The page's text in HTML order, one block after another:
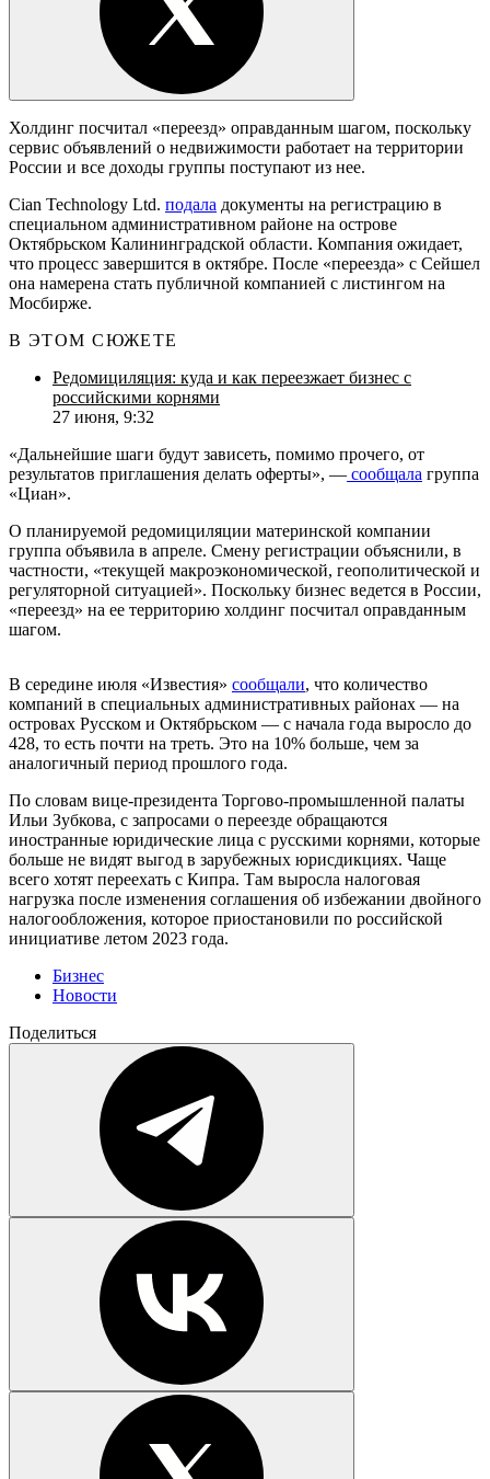
Холдинг посчитал «переезд» оправданным шагом, поскольку
сервис объявлений о недвижимости работает на территории
России и все доходы группы поступают из нее.
Cian Technology Ltd. подала документы на регистрацию в
специальном административном районе на острове
Октябрьском Калининградской области. Компания ожидает,
что процесс завершится в октябре. После «переезда» с Сейшел
она намерена стать публичной компанией с листингом на
Мосбирже.
В ЭТОМ СЮЖЕТЕ
Редомициляция: куда и как переезжает бизнес с
российскими корнями
27 июня, 9:32
«Дальнейшие шаги будут зависеть, помимо прочего, от
результатов приглашения делать оферты», — сообщала группа
«Циан».
О планируемой редомициляции материнской компании
группа объявила в апреле. Смену регистрации объяснили, в
частности, «текущей макроэкономической, геополитической и
регуляторной ситуацией». Поскольку бизнес ведется в России,
«переезд» на ее территорию холдинг посчитал оправданным
шагом.
В середине июля «Известия» сообщали, что количество
компаний в специальных административных районах — на
островах Русском и Октябрьском — с начала года выросло до
428, то есть почти на треть. Это на 10% больше, чем за
аналогичный период прошлого года.
По словам вице-президента Торгово-промышленной палаты
Ильи Зубкова, с запросами о переезде обращаются
иностранные юридические лица с русскими корнями, которые
больше не видят выгод в зарубежных юрисдикциях. Чаще
всего хотят переехать с Кипра. Там выросла налоговая
нагрузка после изменения соглашения об избежании двойного
налогообложения, которое приостановили по российской
инициативе летом 2023 года.
Бизнес
Новости
Поделиться